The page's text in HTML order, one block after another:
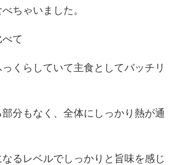
ちゃいました。
て
っくらしていて主食としてバッチリ
部分もなく、全体にしっかり熱が通
なるレベルでしっかりと旨味を感じ